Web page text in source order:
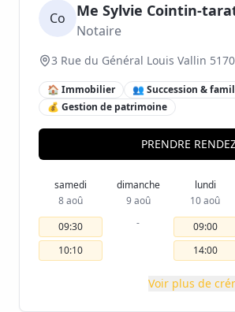
Co Me Sylvie Cointin-
Notaire
3 Rue du Général Louis Vallin
🏠 Immobilier 👥 Succession &
💰 Gestion de patrimoine
PRENDRE
samedi
8 aoû
09:30
10:10
dimanche
9 aoû
-
lundi
10 aoû
09:00
14:00
Voir plus de